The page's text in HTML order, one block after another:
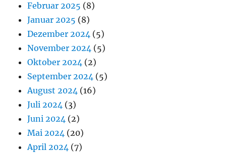
Februar 2025 (8)
Januar 2025 (8)
Dezember 2024 (5)
November 2024 (5)
Oktober 2024 (2)
September 2024 (5)
August 2024 (16)
Juli 2024 (3)
Juni 2024 (2)
Mai 2024 (20)
April 2024 (7)